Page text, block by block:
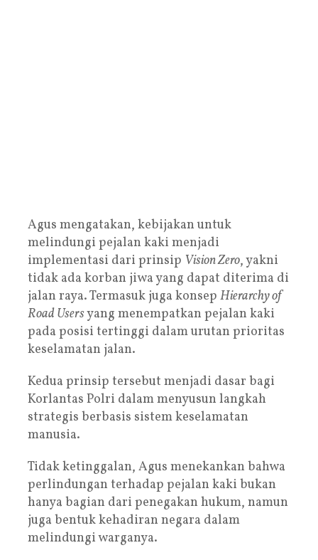
Agus mengatakan, kebijakan untuk
melindungi pejalan kaki menjadi
implementasi dari prinsip Vision Zero, yakni
tidak ada korban jiwa yang dapat diterima di
jalan raya. Termasuk juga konsep Hierarchy of
Road Usersyang menempatkan pejalan kaki
pada posisi tertinggi dalam urutan prioritas
keselamatan jalan.
Kedua prinsip tersebut menjadi dasar bagi
Korlantas Polri dalam menyusun langkah
strategis berbasis sistem keselamatan
manusia.
Tidak ketinggalan, Agus menekankan bahwa
perlindungan terhadap pejalan kaki bukan
hanya bagian dari penegakan hukum, namun
juga bentuk kehadiran negara dalam
melindungi warganya.